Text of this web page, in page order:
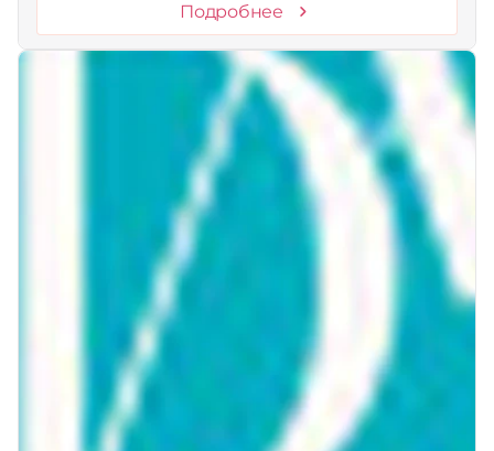
Подробнее